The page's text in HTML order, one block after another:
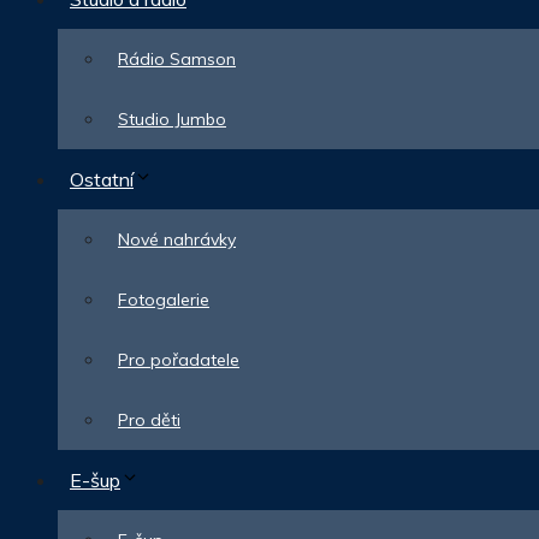
Rádio Samson
Studio Jumbo
Ostatní
Nové nahrávky
Fotogalerie
Pro pořadatele
Pro děti
E-šup